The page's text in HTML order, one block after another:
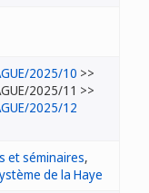
2025/10 >>
2025/11 >>
2025/12
et séminaires,
de la Haye